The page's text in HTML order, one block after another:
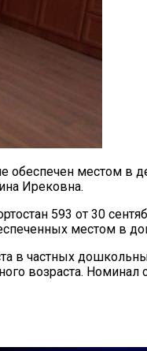
местом в
Ирековна.
593 от 30
местом в
в частных
возраста. Номинал